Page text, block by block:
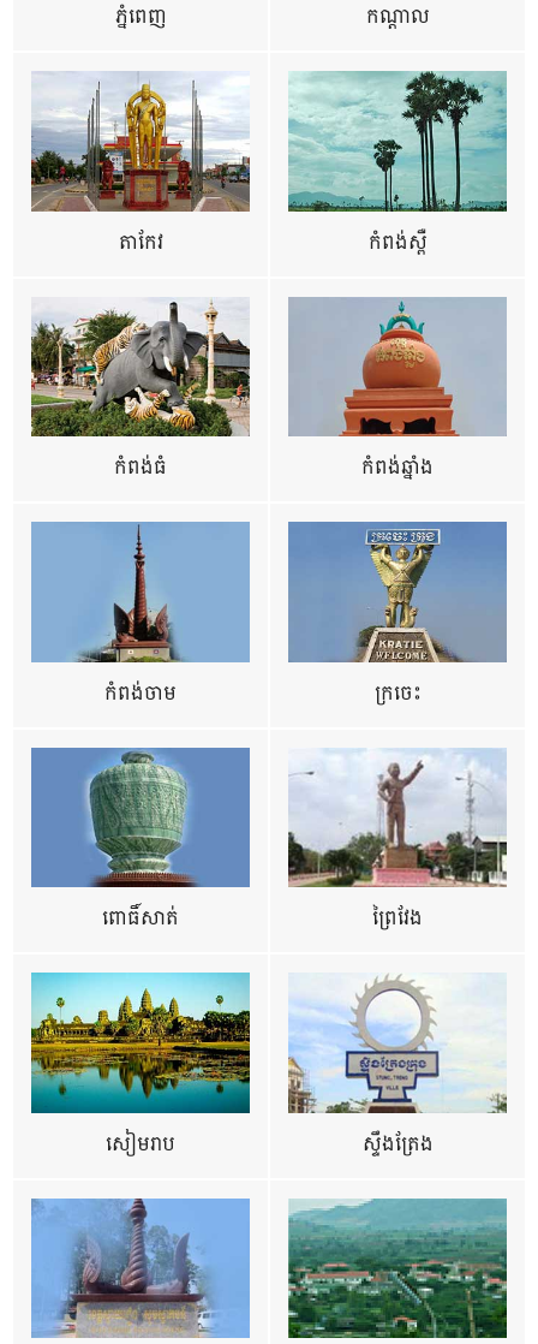
ភ្នំពេញ កណ្តាល
តាកែវ កំពង់ស្ពឺ
កំពង់ធំ កំពង់ឆ្នាំង
កំពង់ចាម ក្រចេះ
ពោធិ៍សាត់ ព្រៃវែង
សៀមរាប ស្ទឹងត្រែង